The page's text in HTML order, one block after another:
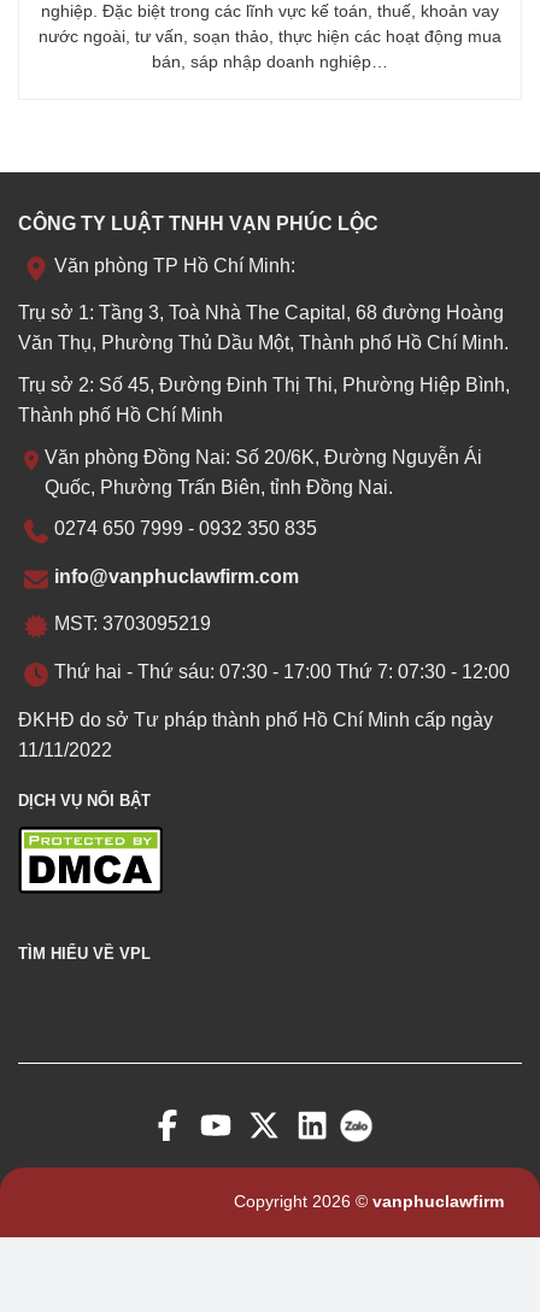
nghiệp. Đặc biệt trong các lĩnh vực kế toán, thuế, khoản vay
nước ngoài, tư vấn, soạn thảo, thực hiện các hoạt động mua
bán, sáp nhập doanh nghiệp…
CÔNG TY LUẬT TNHH VẠN PHÚC LỘC
Văn phòng TP Hồ Chí Minh:
Trụ sở 1: Tầng 3, Toà Nhà The Capital, 68 đường Hoàng
Văn Thụ, Phường Thủ Dầu Một, Thành phố Hồ Chí Minh.
Trụ sở 2: Số 45, Đường Đinh Thị Thi, Phường Hiệp Bình,
Thành phố Hồ Chí Minh
Văn phòng Đồng Nai: Số 20/6K, Đường Nguyễn Ái
Quốc, Phường Trấn Biên, tỉnh Đồng Nai.
0274 650 7999 - 0932 350 835
info@vanphuclawfirm.com
MST: 3703095219
Thứ hai - Thứ sáu: 07:30 - 17:00 Thứ 7: 07:30 - 12:00
ĐKHĐ do sở Tư pháp thành phố Hồ Chí Minh cấp ngày
11/11/2022
DỊCH VỤ NỔI BẬT
TÌM HIỂU VỀ VPL
Copyright 2026 © vanphuclawfirm